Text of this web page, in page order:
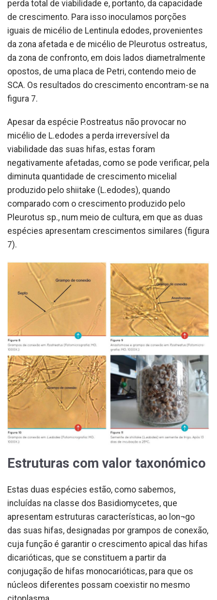
perda total de viabilidade e, portanto, da capacidade
de crescimento. Para isso inoculamos porções
iguais de micélio de Lentinula edodes, provenientes
da zona afetada e de micélio de Pleurotus ostreatus,
da zona de confronto, em dois lados diametralmente
opostos, de uma placa de Petri, contendo meio de
SCA. Os resultados do crescimento encontram-se na
figura 7.
Apesar da espécie P.ostreatus não provocar no
micélio de L.edodes a perda irreversível da
viabilidade das suas hifas, estas foram
negativamente afetadas, como se pode verificar, pela
diminuta quantidade de crescimento micelial
produzido pelo shiitake (L.edodes), quando
comparado com o crescimento produzido pelo
Pleurotus sp., num meio de cultura, em que as duas
espécies apresentam crescimentos similares (figura
7).
Estruturas com valor taxonómico
Estas duas espécies estão, como sabemos,
incluídas na classe dos Basidiomycetes, que
apresentam estruturas características, ao lon¬go
das suas hifas, designadas por grampos de conexão,
cuja função é garantir o crescimento apical das hifas
dicarióticas, que se constituem a partir da
conjugação de hifas monocarióticas, para que os
núcleos diferentes possam coexistir no mesmo